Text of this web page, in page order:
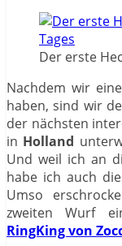
Der erste
Nachdem wir
haben, sind wir
der nächsten
in Holland
Und weil ich an
habe ich auch
Umso
zweiten Wurf
RingKing von